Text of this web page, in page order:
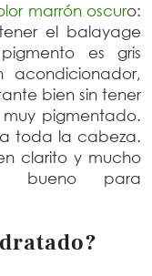
marrón oscuro:
el balayage
es gris
bien sin tener
pigmentado.
toda la cabeza.
clarito y mucho
bueno para